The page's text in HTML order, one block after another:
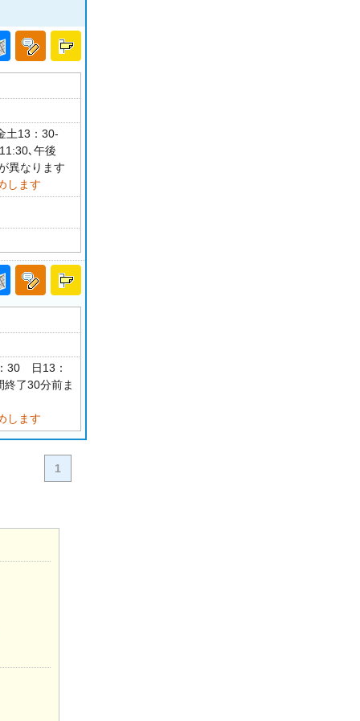
土13：30-
､午後
異なります
します
30 日13：
了30分前ま
します
1